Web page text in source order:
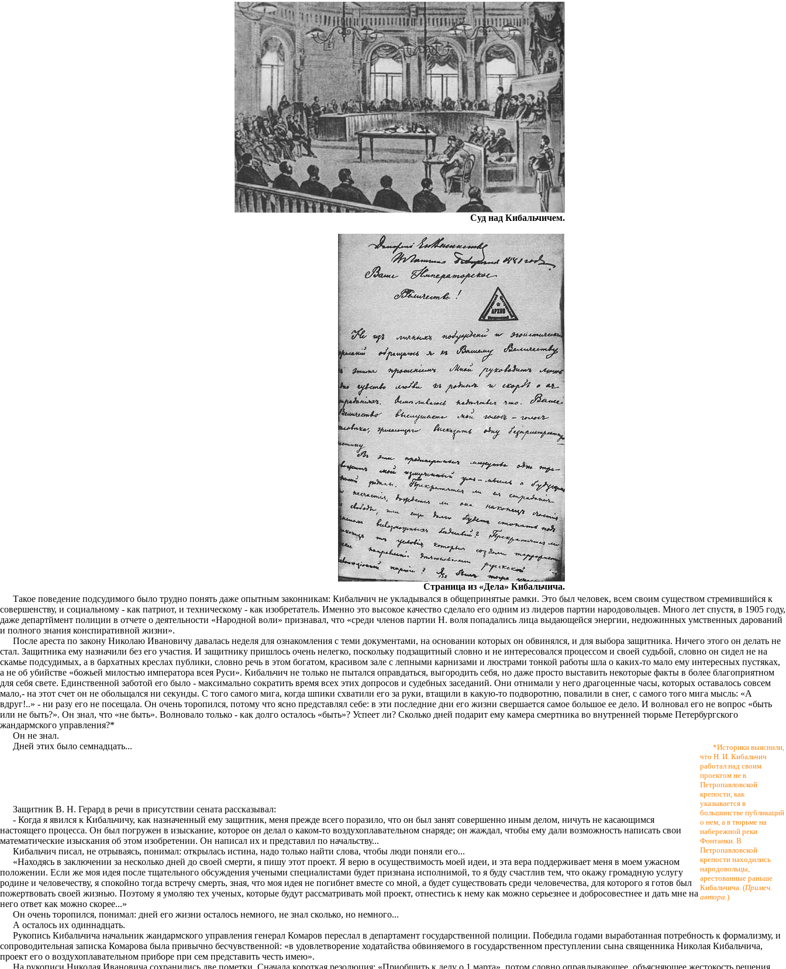
Суд над Кибальчичем.
Страница из «Дела» Кибальчича.
Такое поведение подсудимого было трудно понять даже опытным законникам: Кибальчич не укладывался в общепринятые рамки. Это был человек, всем своим существом стремившийся к
совершенству, и социальному - как патриот, и техническому - как изобретатель. Именно это высокое качество сделало его одним из лидеров партии народовольцев. Много лет спустя, в 1905 году,
даже департймент полиции в отчете о деятельности «Народной воли» признавал, что «среди членов партии Н. воля попадались лица выдающейся энергии, недюжинных умственных дарований
и полного знания конспиративной жизни».
После ареста по закону Николаю Ивановичу давалась неделя для ознакомления с теми документами, на основании которых он обвинялся, и для выбора защитника. Ничего этого он делать не
стал. Защитника ему назначили без его участия. И защитнику пришлось очень нелегко, поскольку подзащитный словно и не интересовался процессом и своей судьбой, словно он сидел не на
скамье подсудимых, а в бархатных креслах публики, словно речь в этом богатом, красивом зале с лепными карнизами и люстрами тонкой работы шла о каких-то мало ему интересных пустяках,
а не об убийстве «божьей милостью императора всея Руси». Кибальчич не только не пытался оправдаться, выгородить себя, но даже просто выставить некоторые факты в более благоприятном
для себя свете. Единственной заботой его было - максимально сократить время всех этих допросов и судебных заседаний. Они отнимали у него драгоценные часы, которых оставалось совсем
мало,- на этот счет он не обольщался ни секунды. С того самого мига, когда шпики схватили его за руки, втащили в какую-то подворотню, повалили в снег, с самого того мига мысль: «А
вдруг!..» - ни разу его не посещала. Он очень торопился, потому что ясно представлял себе: в эти последние дни его жизни свершается самое большое ее дело. И волновал его не вопрос «быть
или не быть?». Он знал, что «не быть». Волновало только - как долго осталось «быть»? Успеет ли? Сколько дней подарит ему камера смертника во внутренней тюрьме Петербургского
жандармского управления?*
Он не знал.
Дней этих было семнадцать...
*Историки выяснили,
что Н. И. Кибальчич
работал над своим
проектом не в
Петропавловской
крепости, как
указывается в
большинстве публикаций
о нем, а в тюрьме на
набережной реки
Фонтанки. В
Петропавловской
крепости находились
народовольцы,
арестованные раньше
Кибальчича. (Примеч.
автора.)
Защитник В. Н. Герард в речи в присутствии сената рассказывал:
- Когда я явился к Кибальчичу, как назначенный ему защитник, меня прежде всего поразило, что он был занят совершенно иным делом, ничуть не касающимся
настоящего процесса. Он был погружен в изыскание, которое он делал о каком-то воздухоплавательном снаряде; он жаждал, чтобы ему дали возможность написать свои
математические изыскания об этом изобретении. Он написал их и представил по начальству...
Кибальчич писал, не отрываясь, понимал: открылась истина, надо только найти слова, чтобы люди поняли его...
«Находясь в заключении за несколько дней до своей смерти, я пишу этот проект. Я верю в осуществимость моей идеи, и эта вера поддерживает меня в моем ужасном
положении. Если же моя идея после тщательного обсуждения учеными специалистами будет признана исполнимой, то я буду счастлив тем, что окажу громадную услугу
родине и человечеству, я спокойно тогда встречу смерть, зная, что моя идея не погибнет вместе со мной, а будет существовать среди человечества, для которого я готов был
пожертвовать своей жизнью. Поэтому я умоляю тех ученых, которые будут рассматривать мой проект, отнестись к нему как можно серьезнее и добросовестнее и дать мне на
него ответ как можно скорее...»
Он очень торопился, понимал: дней его жизни осталось немного, не знал сколько, но немного...
А осталось их одиннадцать.
Рукопись Кибальчича начальник жандармского управления генерал Комаров переслал в департамент государственной полиции. Победила годами выработанная потребность к формализму, и
сопроводительная записка Комарова была привычно бесчувственной: «в удовлетворение ходатайства обвиняемого в государственном преступлении сына священника Николая Кибальчича,
проект его о воздухоплавательном приборе при сем представить честь имею».
На рукописи Николая Ивановича сохранились две пометки. Сначала короткая резолюция: «Приобщить к делу о 1 марта», потом словно оправдывающее, объясняющее жестокость решения,